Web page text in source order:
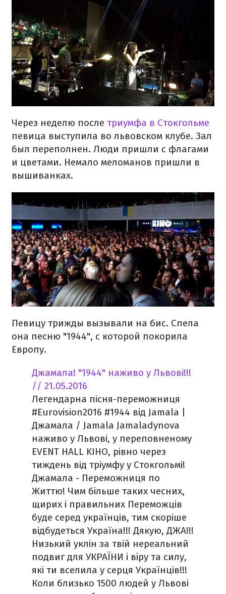
Через неделю после триумфа в Стокгольме
певица выступила во львовском клубе. Зал
был переполнен. Люди пришли с флагами
и цветами. Немало меломанов пришли в
вышиванках.
Певицу трижды вызывали на бис. Спела
она песню "1944", с которой покорила
Европу.
Джамала! "1944" наживо у Львові!!!
// 21.05.2016
Легендарна пісня-переможниця
#Eurovision2016 #1944 від Jamala |
Джамала / Jamala Jamaladynova
наживо у Львові, у переповненому
EVENT HALL KIHO, рівно через
тиждень від тріумфу у Стокгольмі!
Джамала - Переможниця по
Життю! Чим більше таких чесних,
щирих і правильних Переможців
буде серед українців, тим скоріше
відбудеться Україна!!! Дякую, ДЖА!!!
Низький уклін за твій нереальний
подвиг для УКРАЇНИ і віру та силу,
які ти вселила у серця Українців!!!
Коли близько 1500 людей у Львові